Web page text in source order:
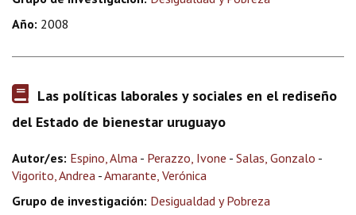
Año: 2008
Las políticas laborales y sociales en el rediseño
del Estado de bienestar uruguayo
Autor/es: Espino, Alma - Perazzo, Ivone - Salas, Gonzalo -
Vigorito, Andrea -Amarante, Verónica
Grupo de investigación: Desigualdad y Pobreza